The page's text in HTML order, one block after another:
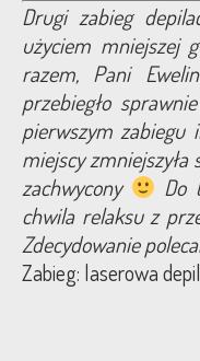
Drugi zabieg
użyciem mniejszej
razem, Pani
przebiegło
pierwszym zabiegu
miejscy zmniejszyła
zachwycony
Do
chwila relaksu z
Zdecydowanie
Zabieg: laserowa